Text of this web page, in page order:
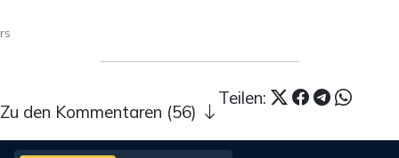
rs
Teilen:
Zu den Kommentaren (56)